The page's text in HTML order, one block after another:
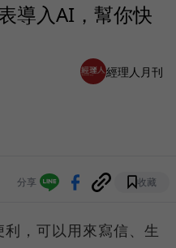
導入AI，幫你快
經理人月刊
分享 收藏
，可以用來寫信、生